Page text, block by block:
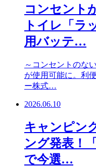
コンセント
トイレ「ラ
用バッテ…
～コンセントのな
が使用可能に。利
ー株式…
2026.06.10
キャンピン
ング発表！
で今選…